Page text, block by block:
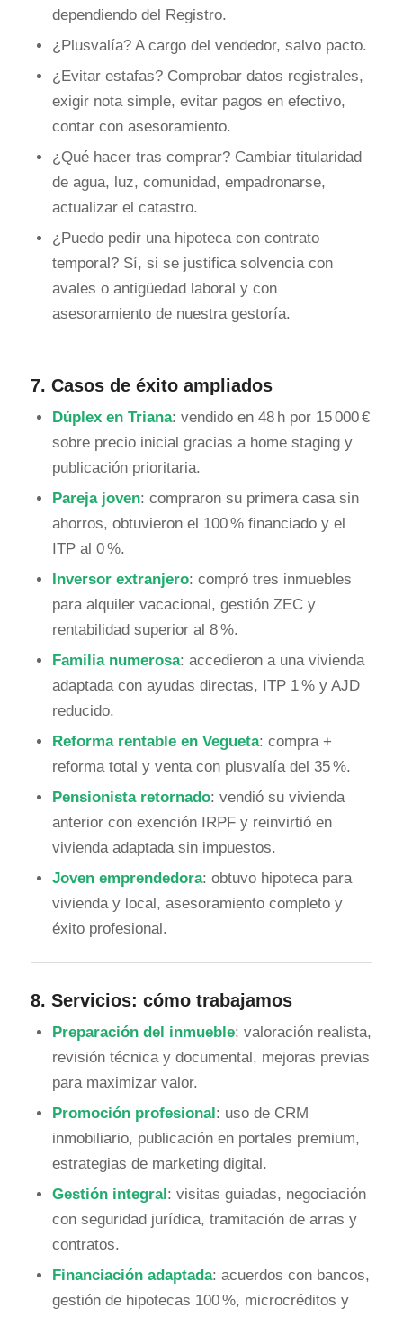
dependiendo del Registro.
¿Plusvalía? A cargo del vendedor, salvo pacto.
¿Evitar estafas? Comprobar datos registrales,
exigir nota simple, evitar pagos en efectivo,
contar con asesoramiento.
¿Qué hacer tras comprar? Cambiar titularidad
de agua, luz, comunidad, empadronarse,
actualizar el catastro.
¿Puedo pedir una hipoteca con contrato
temporal? Sí, si se justifica solvencia con
avales o antigüedad laboral y con
asesoramiento de nuestra gestoría.
7. Casos de éxito ampliados
Dúplex en Triana: vendido en 48 h por 15 000 €
sobre precio inicial gracias a home staging y
publicación prioritaria.
Pareja joven: compraron su primera casa sin
ahorros, obtuvieron el 100 % financiado y el
ITP al 0 %.
Inversor extranjero: compró tres inmuebles
para alquiler vacacional, gestión ZEC y
rentabilidad superior al 8 %.
Familia numerosa: accedieron a una vivienda
adaptada con ayudas directas, ITP 1 % y AJD
reducido.
Reforma rentable en Vegueta: compra +
reforma total y venta con plusvalía del 35 %.
Pensionista retornado: vendió su vivienda
anterior con exención IRPF y reinvirtió en
vivienda adaptada sin impuestos.
Joven emprendedora: obtuvo hipoteca para
vivienda y local, asesoramiento completo y
éxito profesional.
8. Servicios: cómo trabajamos
Preparación del inmueble: valoración realista,
revisión técnica y documental, mejoras previas
para maximizar valor.
Promoción profesional: uso de CRM
inmobiliario, publicación en portales premium,
estrategias de marketing digital.
Gestión integral: visitas guiadas, negociación
con seguridad jurídica, tramitación de arras y
contratos.
Financiación adaptada: acuerdos con bancos,
gestión de hipotecas 100 %, microcréditos y